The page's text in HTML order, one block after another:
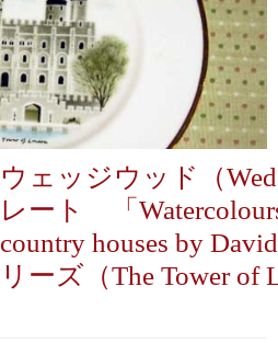
ウェッジウッド（
レート 「
country houses by
リーズ（The Tower of